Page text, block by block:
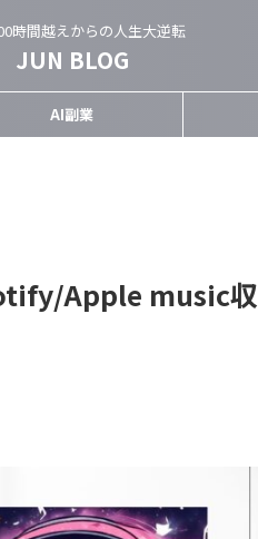
時間越えからの人生大逆転
JUN BLOG
AI副業
Apple music収